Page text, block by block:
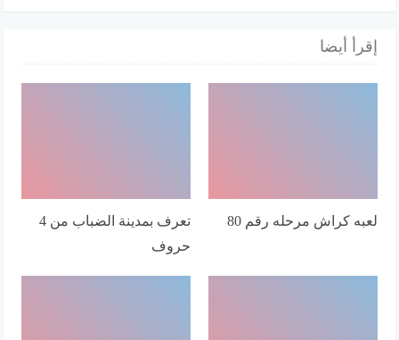
إقرأ أيضا
لعبه كراش مرحله رقم 80
تعرف بمدينة الضباب من 4
حروف